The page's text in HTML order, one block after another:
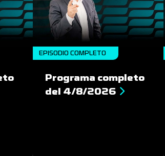
EPISODIO COMPLETO
Programa completo
del 4/8/2026